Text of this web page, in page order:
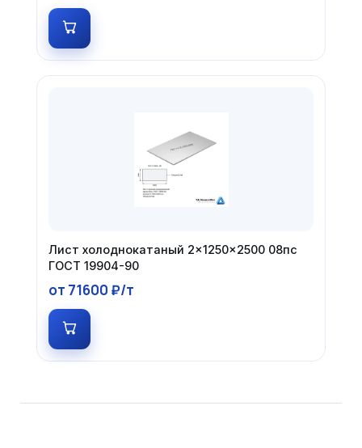
Лист холоднокатаный 2×1250×2500 08пс
ГОСТ 19904-90
от 71600 ₽/т